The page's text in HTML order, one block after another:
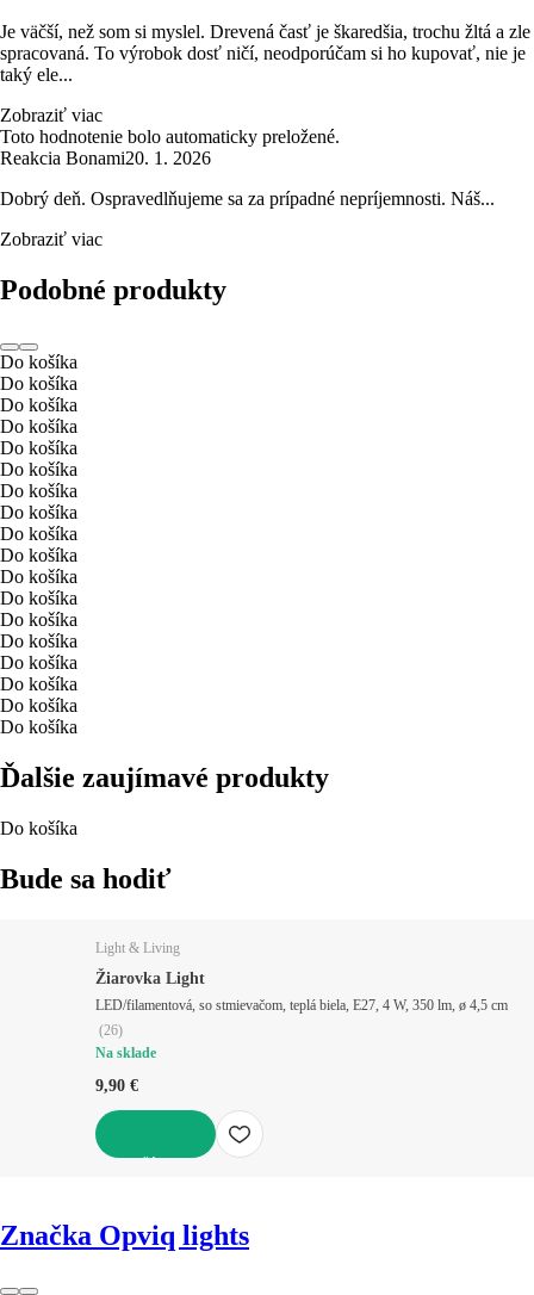
Je väčší, než som si myslel. Drevená časť je škaredšia, trochu žltá a zle
spracovaná. To výrobok dosť ničí, neodporúčam si ho kupovať, nie je
taký ele...
Zobraziť viac
Toto hodnotenie bolo automaticky preložené.
Reakcia Bonami20. 1. 2026
Dobrý deň. Ospravedlňujeme sa za prípadné nepríjemnosti. Náš...
Zobraziť viac
Podobné produkty
Do košíka
Do košíka
Do košíka
Do košíka
Do košíka
Do košíka
Do košíka
Do košíka
Do košíka
Do košíka
Do košíka
Do košíka
Do košíka
Do košíka
Do košíka
Do košíka
Do košíka
Do košíka
Ďalšie zaujímavé produkty
Do košíka
Bude sa hodiť
Light & Living
Žiarovka Light
LED/filamentová, so stmievačom, teplá biela, E27, 4 W, 350 lm, ø 4,5 cm
(26)
Na sklade
9,90 €
Značka Opviq lights